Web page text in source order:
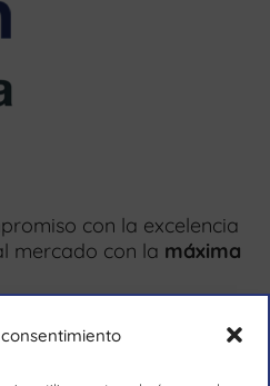
con la excelencia
mercado con la máxima